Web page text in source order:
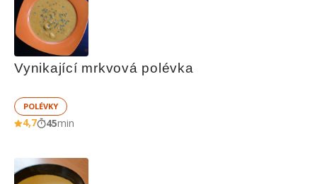
Vynikající mrkvová polévka
POLÉVKY
4,7 45min